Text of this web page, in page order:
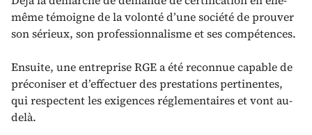
même témoigne de la volonté d’une société de prouver
son sérieux, son professionnalisme et ses compétences.
Ensuite, une entreprise RGE a été reconnue capable de
préconiser et d’effectuer des prestations pertinentes,
qui respectent les exigences réglementaires et vont au-
delà.